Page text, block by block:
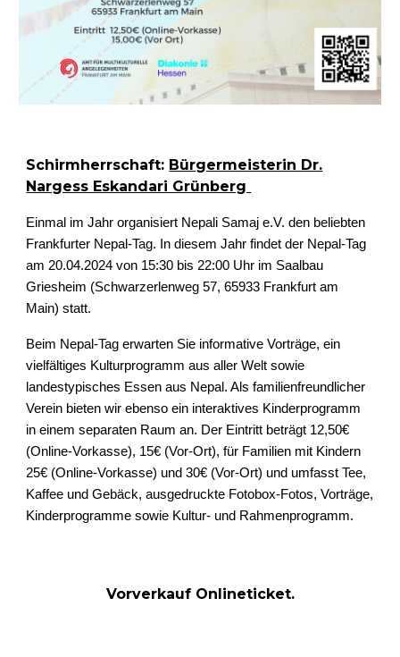
Schirmherrschaft: Bürgermeisterin Dr.
Nargess Eskandari Grünberg
Einmal im Jahr organisiert Nepali Samaj e.V. den beliebten
Frankfurter Nepal-Tag. In diesem Jahr findet der Nepal-Tag
am 20.04.2024 von 15:30 bis 22:00 Uhr im Saalbau
Griesheim (Schwarzerlenweg 57, 65933 Frankfurt am
Main) statt.
Beim Nepal-Tag erwarten Sie informative Vorträge, ein
vielfältiges Kulturprogramm aus aller Welt sowie
landestypisches Essen aus Nepal. Als familienfreundlicher
Verein bieten wir ebenso ein interaktives Kinderprogramm
in einem separaten Raum an. Der Eintritt beträgt 12,50€
(Online-Vorkasse), 15€ (Vor-Ort), für Familien mit Kindern
25€ (Online-Vorkasse) und 30€ (Vor-Ort) und umfasst Tee,
Kaffee und Gebäck, ausgedruckte Fotobox-Fotos, Vorträge,
Kinderprogramme sowie Kultur- und Rahmenprogramm.
Vorverkauf Onlineticket.